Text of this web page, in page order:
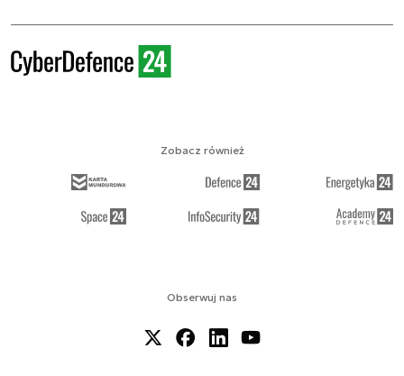
Obserwuj nas
Zobacz również